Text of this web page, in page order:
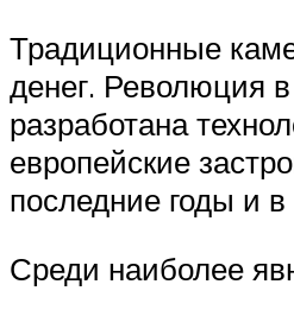
Традиционные
денег. Революция
разработана
европейские
последние годы и
Среди наиболее